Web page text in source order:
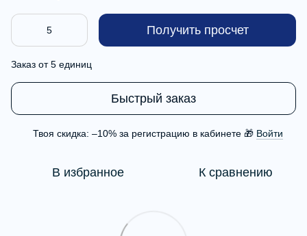
Получить просчет
Заказ от 5 единиц
Быстрый заказ
Твоя скидка: –10% за регистрацию в кабинете 🎁 Войти
В избранное К сравнению